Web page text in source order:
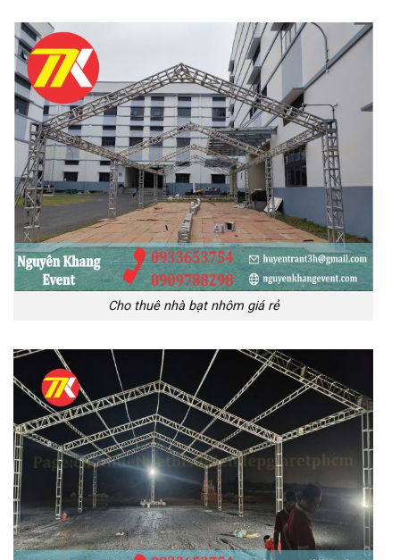
Cho thuê nhà bạt nhôm giá rẻ